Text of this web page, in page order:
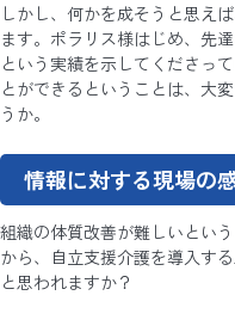
しかし、何かを成そうと思え
ます。ポラリス様はじめ、先
という実績を示してくださっ
とができるということは、大
うか。
情報に対する現場の
組織の体質改善が難しいとい
から、自立支援介護を導入す
と思われますか？